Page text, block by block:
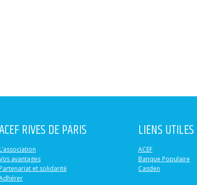
RIVES DE PARIS
L’association
avantages
Partenariat et solidarité
LIENS UTILES
ACEF
Banque Populaire
Casden